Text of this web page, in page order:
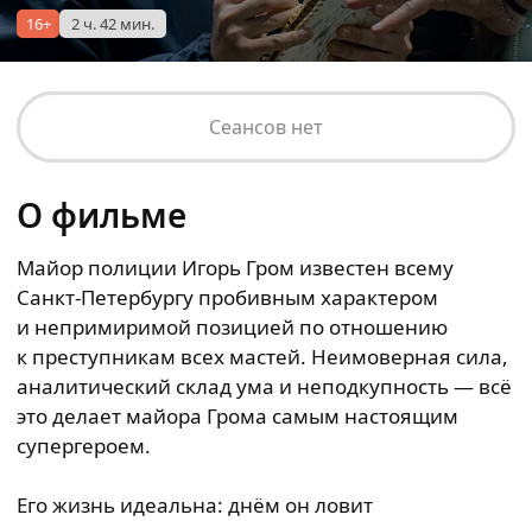
16+ 2 ч. 42 мин.
Сеансов нет
О фильме
Майор полиции Игорь Гром известен всему
Санкт-Петербургу пробивным характером
и непримиримой позицией по отношению
к преступникам всех мастей. Неимоверная сила,
аналитический склад ума и неподкупность — всё
это делает майора Грома самым настоящим
супергероем.
Его жизнь идеальна: днём он ловит